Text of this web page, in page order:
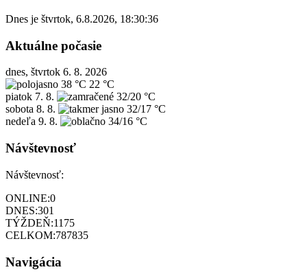
Dnes je štvrtok, 6.8.2026, 18:30:36
Aktuálne počasie
dnes, štvrtok 6. 8. 2026
38 °C 22 °C
piatok 7. 8.
32/20 °C
sobota 8. 8.
32/17 °C
nedeľa 9. 8. 34/16 °C
Návštevnosť
Návštevnosť:
ONLINE:0
DNES:301
TÝŽDEŇ:1175
CELKOM:787835
Navigácia